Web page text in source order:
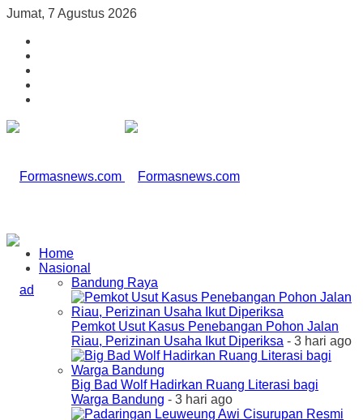
Jumat, 7 Agustus 2026
Home
Nasional
Bandung Raya
Pemkot Usut Kasus Penebangan Pohon Jalan
Riau, Perizinan Usaha Ikut Diperiksa - 3 hari ago
Big Bad Wolf Hadirkan Ruang Literasi bagi
Warga Bandung - 3 hari ago